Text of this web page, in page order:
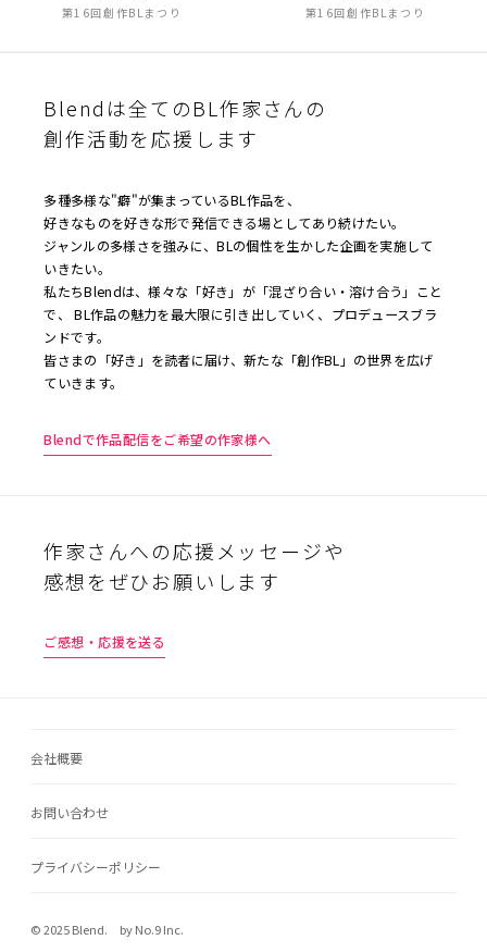
第16回創作BLまつり 第16回創作BLまつり
Blendは全てのBL作家さんの
創作活動を応援します
多種多様な"癖"が集まっているBL作品を、
好きなものを好きな形で発信できる場としてあり続けたい。
ジャンルの多様さを強みに、BLの個性を生かした企画を実施して
いきたい。
私たちBlendは、様々な「好き」が「混ざり合い・溶け合う」こと
で、 BL作品の魅力を最大限に引き出していく、プロデュースブラ
ンドです。
皆さまの「好き」を読者に届け、新たな「創作BL」の世界を広げ
ていきます。
Blendで作品配信をご希望の作家様へ
作家さんへの応援メッセージや
感想をぜひお願いします
ご感想・応援を送る
会社概要
お問い合わせ
プライバシーポリシー
© 2025 Blend. by No.9 Inc.